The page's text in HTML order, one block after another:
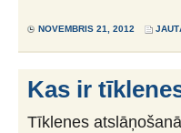
NOVEMBRIS 21, 2012
Kas ir
Tīklenes